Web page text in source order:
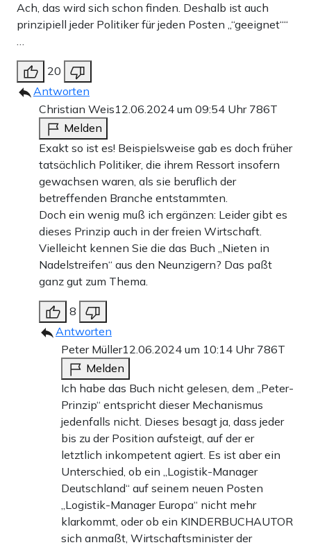
Ach, das wird sich schon finden. Deshalb ist auch
prinzipiell jeder Politiker für jeden Posten „“geeignet““
…
20
Antworten
Christian Weis12.06.2024 um 09:54 Uhr 786T
Melden
Exakt so ist es! Beispielsweise gab es doch früher
tatsächlich Politiker, die ihrem Ressort insofern
gewachsen waren, als sie beruflich der
betreffenden Branche entstammten.
Doch ein wenig muß ich ergänzen: Leider gibt es
dieses Prinzip auch in der freien Wirtschaft.
Vielleicht kennen Sie die das Buch „Nieten in
Nadelstreifen“ aus den Neunzigern? Das paßt
ganz gut zum Thema.
8
Antworten
Peter Müller12.06.2024 um 10:14 Uhr 786T
Melden
Ich habe das Buch nicht gelesen, dem „Peter-
Prinzip“ entspricht dieser Mechanismus
jedenfalls nicht. Dieses besagt ja, dass jeder
bis zu der Position aufsteigt, auf der er
letztlich inkompetent agiert. Es ist aber ein
Unterschied, ob ein „Logistik-Manager
Deutschland“ auf seinem neuen Posten
„Logistik-Manager Europa“ nicht mehr
klarkommt, oder ob ein KINDERBUCHAUTOR
sich anmaßt, Wirtschaftsminister der